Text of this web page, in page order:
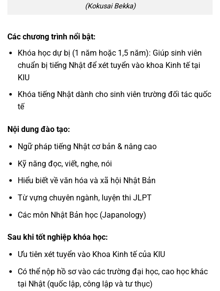
(Kokusai Bekka)
Các chương trình nổi bật:
Khóa học dự bị (1 năm hoặc 1,5 năm): Giúp sinh viên
chuẩn bị tiếng Nhật để xét tuyển vào khoa Kinh tế tại
KIU
Khóa tiếng Nhật dành cho sinh viên trường đối tác quốc
tế
Nội dung đào tạo:
Ngữ pháp tiếng Nhật cơ bản & nâng cao
Kỹ năng đọc, viết, nghe, nói
Hiểu biết về văn hóa và xã hội Nhật Bản
Từ vựng chuyên ngành, luyện thi JLPT
Các môn Nhật Bản học (Japanology)
Sau khi tốt nghiệp khóa học:
Ưu tiên xét tuyển vào Khoa Kinh tế của KIU
Có thể nộp hồ sơ vào các trường đại học, cao học khác
tại Nhật (quốc lập, công lập và tư thục)